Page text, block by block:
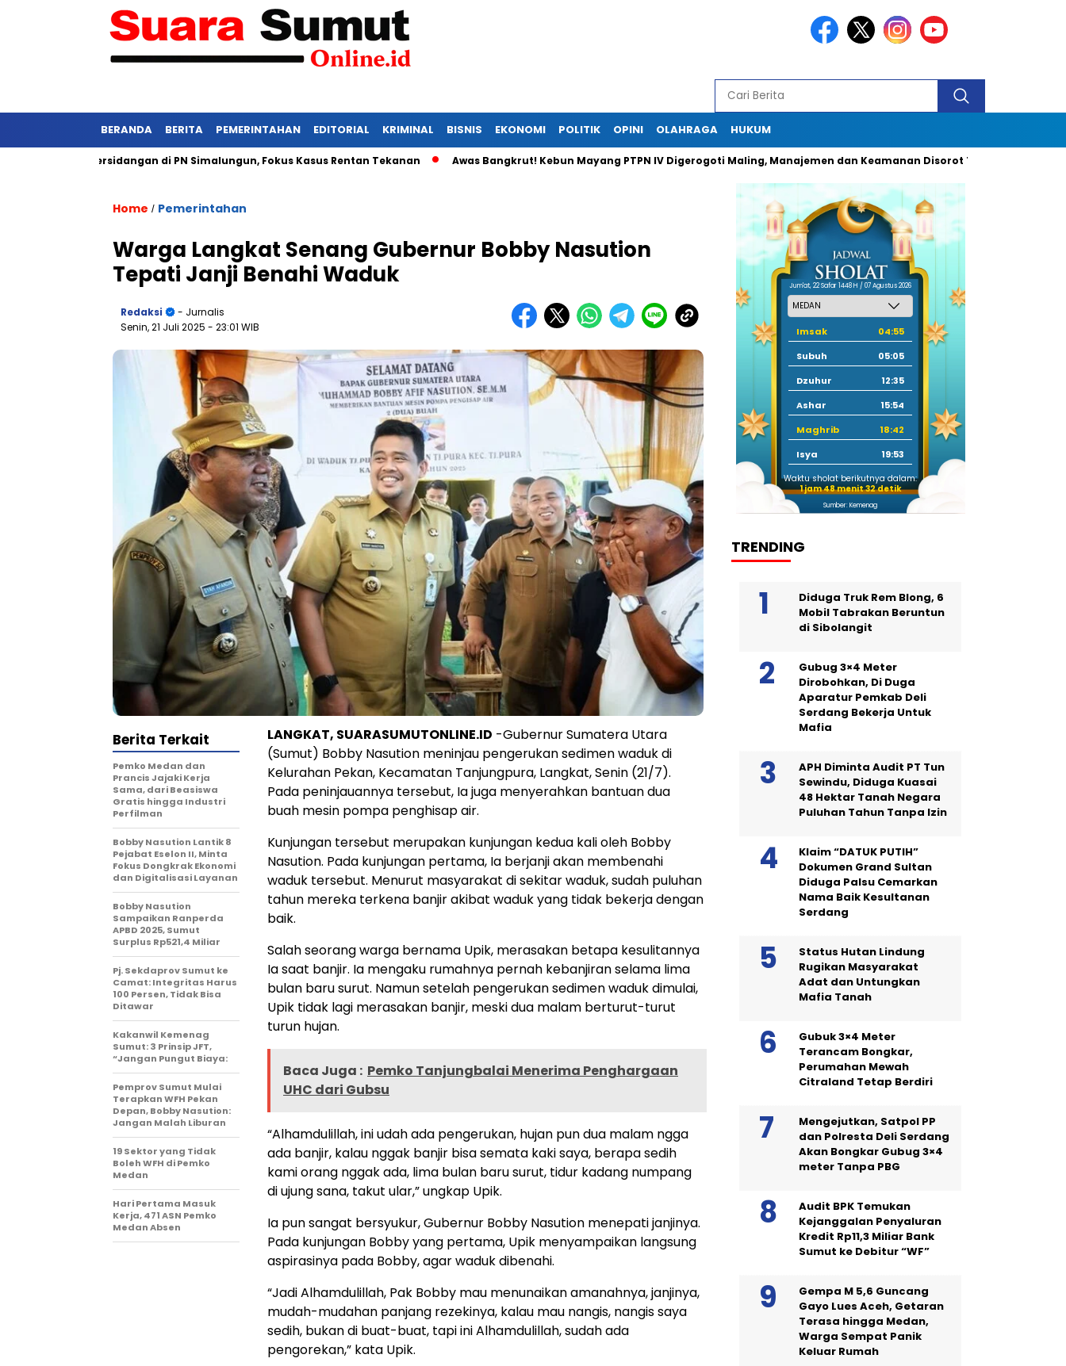
BERANDA BERITA PEMERINTAHAN EDITORIAL KRIMINAL BISNIS EKONOMI POLITIK OPINI OLAHRAGA HUKUM
Ketat Persidangan di PN Simalungun, Fokus Kasus Rentan Tekanan Awas Bangkrut! Kebun Mayang PTPN IV Digerogoti Maling, Manajemen dan Keamanan Disorot Tajam
Home / Pemerintahan
Warga Langkat Senang Gubernur Bobby Nasution
Tepati Janji Benahi Waduk
Redaksi
- Jurnalis
Senin, 21 Juli 2025 - 23:01 WIB
LANGKAT, SUARASUMUTONLINE.ID -Gubernur Sumatera Utara
(Sumut) Bobby Nasution meninjau pengerukan sedimen waduk di
Kelurahan Pekan, Kecamatan Tanjungpura, Langkat, Senin (21/7).
Pada peninjauannya tersebut, Ia juga menyerahkan bantuan dua
buah mesin pompa penghisap air.
Kunjungan tersebut merupakan kunjungan kedua kali oleh Bobby
Nasution. Pada kunjungan pertama, Ia berjanji akan membenahi
waduk tersebut. Menurut masyarakat di sekitar waduk, sudah puluhan
tahun mereka terkena banjir akibat waduk yang tidak bekerja dengan
baik.
Salah seorang warga bernama Upik, merasakan betapa kesulitannya
Ia saat banjir. Ia mengaku rumahnya pernah kebanjiran selama lima
bulan baru surut. Namun setelah pengerukan sedimen waduk dimulai,
Upik tidak lagi merasakan banjir, meski dua malam berturut-turut
turun hujan.
Baca Juga : Pemko Tanjungbalai Menerima Penghargaan
UHC dari Gubsu
“Alhamdulillah, ini udah ada pengerukan, hujan pun dua malam ngga
ada banjir, kalau nggak banjir bisa semata kaki saya, berapa sedih
kami orang nggak ada, lima bulan baru surut, tidur kadang numpang
di ujung sana, takut ular,” ungkap Upik.
Ia pun sangat bersyukur, Gubernur Bobby Nasution menepati janjinya.
Pada kunjungan Bobby yang pertama, Upik menyampaikan langsung
aspirasinya pada Bobby, agar waduk dibenahi.
“Jadi Alhamdulillah, Pak Bobby mau menunaikan amanahnya, janjinya,
mudah-mudahan panjang rezekinya, kalau mau nangis, nangis saya
sedih, bukan di buat-buat, tapi ini Alhamdulillah, sudah ada
pengorekan,” kata Upik.
Berita Terkait
Pemko Medan dan
Prancis Jajaki Kerja
Sama, dari Beasiswa
Gratis hingga Industri
Perfilman
Bobby Nasution Lantik 8
Pejabat Eselon II, Minta
Fokus Dongkrak Ekonomi
dan Digitalisasi Layanan
Bobby Nasution
Sampaikan Ranperda
APBD 2025, Sumut
Surplus Rp521,4 Miliar
Pj. Sekdaprov Sumut ke
Camat: Integritas Harus
100 Persen, Tidak Bisa
Ditawar
Kakanwil Kemenag
Sumut: 3 Prinsip JFT,
“Jangan Pungut Biaya:
Pemprov Sumut Mulai
Terapkan WFH Pekan
Depan, Bobby Nasution:
Jangan Malah Liburan
19 Sektor yang Tidak
Boleh WFH di Pemko
Medan
Hari Pertama Masuk
Kerja, 471 ASN Pemko
Medan Absen
Jum'at, 22 Safar 1448 H / 07 Agustus 2026
Imsak
04:55
Subuh
05:05
Dzuhur
12:35
Ashar
15:54
Maghrib
18:42
Isya
19:53
Waktu sholat berikutnya dalam:
1 jam 48 menit 31 detik
Sumber: Kemenag
TRENDING
Diduga Truk Rem Blong, 6
Mobil Tabrakan Beruntun
di Sibolangit
Gubug 3×4 Meter
Dirobohkan, Di Duga
Aparatur Pemkab Deli
Serdang Bekerja Untuk
Mafia
APH Diminta Audit PT Tun
Sewindu, Diduga Kuasai
48 Hektar Tanah Negara
Puluhan Tahun Tanpa Izin
Klaim “DATUK PUTIH”
Dokumen Grand Sultan
Diduga Palsu Cemarkan
Nama Baik Kesultanan
Serdang
Status Hutan Lindung
Rugikan Masyarakat
Adat dan Untungkan
Mafia Tanah
Gubuk 3×4 Meter
Terancam Bongkar,
Perumahan Mewah
Citraland Tetap Berdiri
Mengejutkan, Satpol PP
dan Polresta Deli Serdang
Akan Bongkar Gubug 3×4
meter Tanpa PBG
Audit BPK Temukan
Kejanggalan Penyaluran
Kredit Rp11,3 Miliar Bank
Sumut ke Debitur “WF”
Gempa M 5,6 Guncang
Gayo Lues Aceh, Getaran
Terasa hingga Medan,
Warga Sempat Panik
Keluar Rumah